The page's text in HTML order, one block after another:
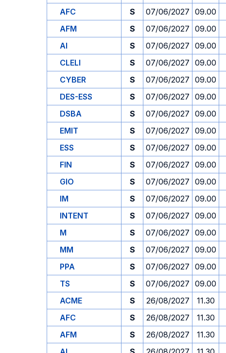
AFC
S 07/06/2027 09.00
AFM
S 07/06/2027 09.00
AI
S 07/06/2027 09.00
CLELI
S 07/06/2027 09.00
CYBER
S 07/06/2027 09.00
DES-ESS
S 07/06/2027 09.00
DSBA
S 07/06/2027 09.00
EMIT
S 07/06/2027 09.00
ESS
S 07/06/2027 09.00
FIN
S 07/06/2027 09.00
GIO
S 07/06/2027 09.00
IM
S 07/06/2027 09.00
INTENT
S 07/06/2027 09.00
M
S 07/06/2027 09.00
MM
S 07/06/2027 09.00
PPA
S 07/06/2027 09.00
TS
S 07/06/2027 09.00
ACME
S 26/08/2027 11.30
AFC
S 26/08/2027 11.30
AFM
S 26/08/2027 11.30